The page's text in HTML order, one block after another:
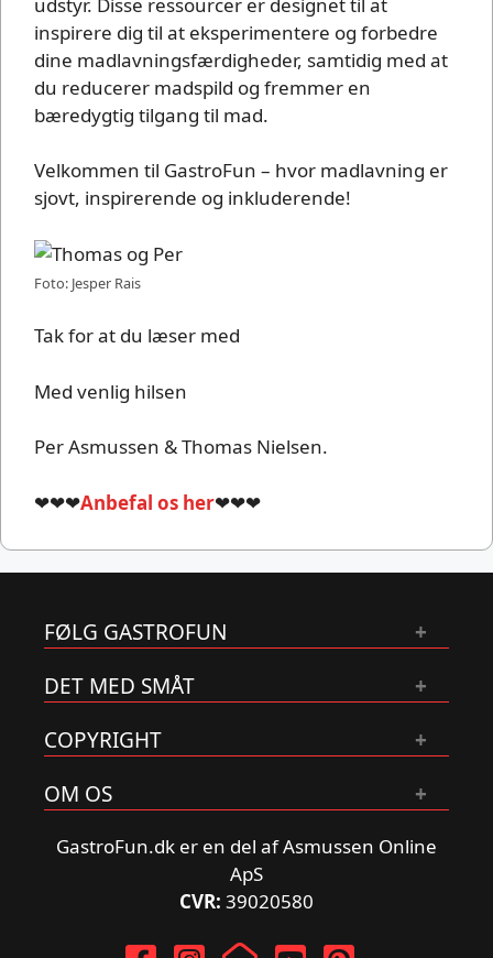
inspirere dig til at eksperimentere og forbedre
dine madlavningsfærdigheder, samtidig med at
du reducerer madspild og fremmer en
bæredygtig tilgang til mad.
Velkommen til GastroFun – hvor madlavning er
sjovt, inspirerende og inkluderende!
Foto: Jesper Rais
Tak for at du læser med
Med venlig hilsen
Per Asmussen & Thomas Nielsen.
❤❤❤Anbefal os her❤❤❤
FØLG GASTROFUN
DET MED SMÅT
COPYRIGHT
OM OS
GastroFun.dk er en del af Asmussen Online
ApS
CVR: 39020580